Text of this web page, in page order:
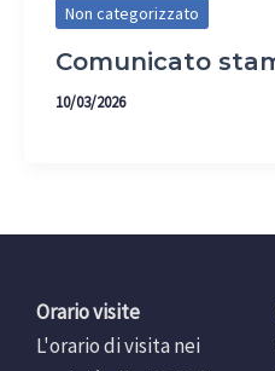
Non categorizzato
Comunicato
10/03/2026
Orario visite
L'orario di visita nei